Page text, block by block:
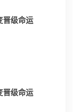
晋级命运
晋级命运